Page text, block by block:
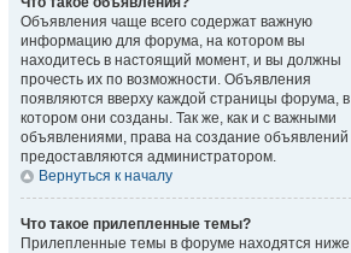
Объявления чаще всего содержат важную
информацию для форума, на котором вы
находитесь в настоящий момент, и вы должны
прочесть их по возможности. Объявления
появляются вверху каждой страницы форума, в
котором они созданы. Так же, как и с важными
объявлениями, права на создание объявлений
предоставляются администратором.
Вернуться к началу
Что такое прилепленные темы?
Прилепленные темы в форуме находятся ниже